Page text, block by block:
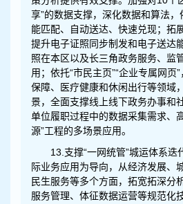
享”的数据支撑，深化数据和算法，
能匹配、自动送达、快速兑现；拓
提升电子证照同步制发和电子送达
照在本区以及长三角政务服务、监
用；依托“市民主页”“企业专属网页
保障、医疗健康和休闲出行等领域
景，全面支撑线上线下政务办事和
单位履职过程中的数据采集需求、
源”工程的多场景应用。
13.支撑“一网统管”城运体系迭
际业务应用为导向，从经济发展、
民生服务等多个方面，拓宽拓深分
服务管理、体征数据运营等规范化